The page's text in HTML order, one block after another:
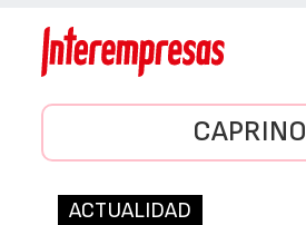
CAPRINO
ACTUALIDAD